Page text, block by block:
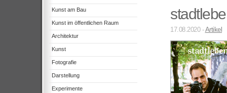
Kunst am Bau
Kunst im öffentlichen Raum
Architektur
Kunst
Fotografie
Darstellung
Experimente
17.08.2020 -Artikel